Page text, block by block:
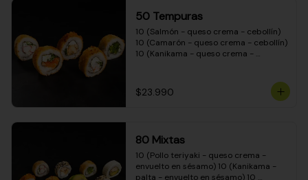
50 Tempuras
10 (Salmón - queso crema - cebollín)
10 (Camarón - queso crema - cebollín)
10 (Kanikama - queso crema -
crema - cebollín)
$23.990
80 Mixtas
10 (Pollo teriyaki - queso crema -
envuelto en sésamo) 10 (Kanikama -
palta - envuelto en sésamo) 10